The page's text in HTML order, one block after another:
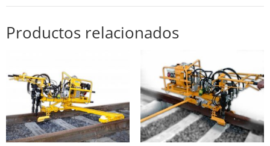
Productos relacionados